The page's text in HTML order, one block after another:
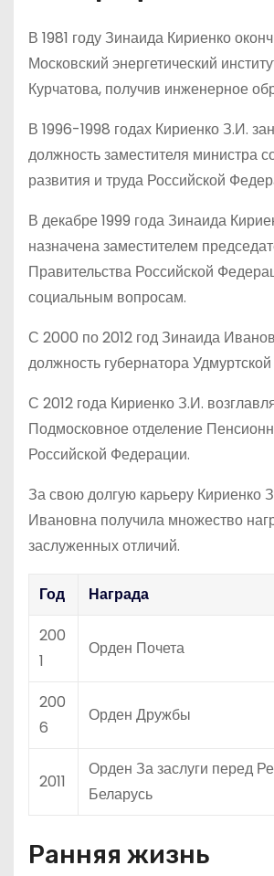
В 1981 году Зинаида Кириенко
Московский энергетический
Курчатова, получив инженерное
В 1996-1998 годах Кириенко З.И.
должность заместителя министра
развития и труда Российской
В декабре 1999 года Зинаида
назначена заместителем
Правительства Российской
социальным вопросам.
С 2000 по 2012 год Зинаида
должность губернатора
С 2012 года Кириенко З.И.
Подмосковное отделение
Российской Федерации.
За свою долгую карьеру Кириенко
Ивановна получила множество
заслуженных отличий.
Год
Награда
200
1
Орден Почета
200
6
Орден Дружбы
2011
Орден За заслуги перед
Беларусь
Ранняя жизнь